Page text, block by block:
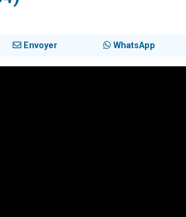
Envoyer WhatsApp